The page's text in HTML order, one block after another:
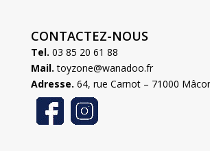
CONTACTEZ-NOUS
Tel. 03 85 20 61 88
Mail. toyzone@wanadoo.fr
Adresse. 64, rue Carnot – 71000